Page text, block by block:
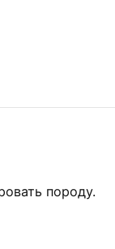
породу.